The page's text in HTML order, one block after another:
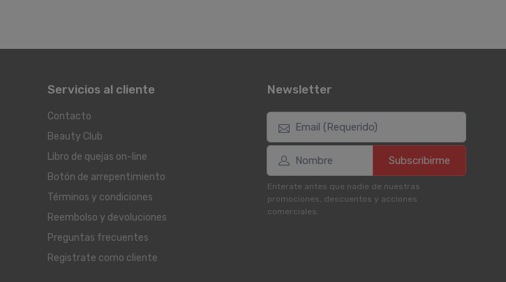
Servicios al cliente
Contacto
Beauty Club
Libro de quejas on-line
Botón de arrepentimiento
Términos y condiciones
Reembolso y devoluciones
Preguntas frecuentes
Registrate como cliente
Newsletter
Subscribirme
Enterate antes que nadie de nuestras
promociones, descuentos y acciones
comerciales.